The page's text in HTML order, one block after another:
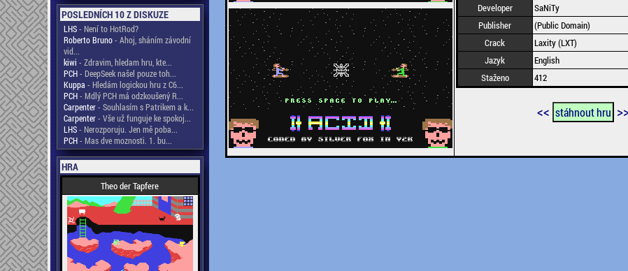
POSLEDNÍCH 10 Z DISKUZE
LHS- Není to HotRod?
Roberto Bruno- Ahoj, sháním závodní
vid...
kiwi - Zdravim, hledam hru, kte...
PCH- DeepSeek našel pouze toh...
Kuppa - Hledám logickou hru z C6...
PCH- Mdlý PCH má odzkoušený R...
Carpenter- Souhlasím s Patrikem a k...
Carpenter- Vše už funguje ke spokoj...
LHS- Nerozporuju. Jen mě poba...
PCH- Mas dve moznosti. 1. bu...
HRA
Theo der Tapfere
Developer
SaNiTy
Publisher
(Public Domain)
Crack
Laxity (LXT)
Jazyk
English
Staženo
412
<< stáhnout hru